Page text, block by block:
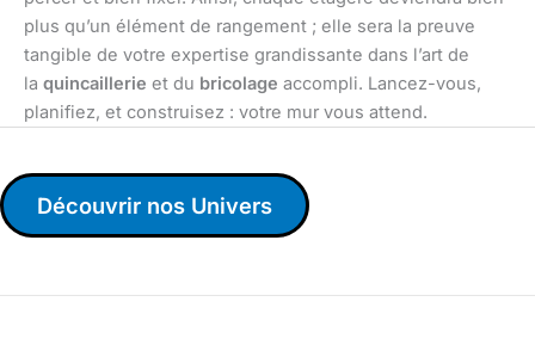
plus qu’un élément de rangement ; elle sera la preuve
tangible de votre expertise grandissante dans l’art de
la quincaillerie et du bricolage accompli. Lancez-vous,
planifiez, et construisez : votre mur vous attend.
Découvrir nos Univers